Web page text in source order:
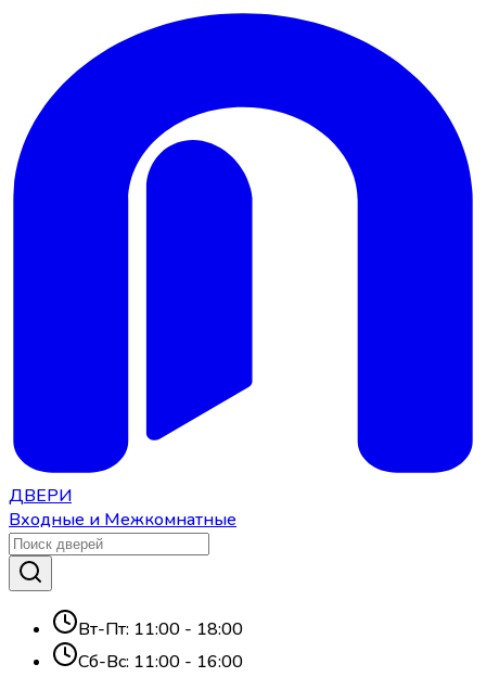
ДВЕРИ
Входные и Межкомнатные
Вт-Пт: 11:00 - 18:00
Сб-Вс: 11:00 - 16:00